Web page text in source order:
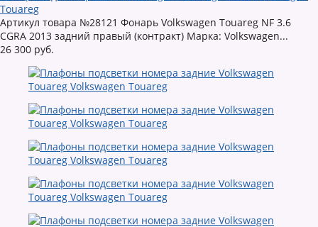
Touareg
Артикул товара №28121 Фонарь Volkswagen Touareg NF 3.6
CGRA 2013 задний правый (контракт) Марка: Volkswagen...
26 300 руб.